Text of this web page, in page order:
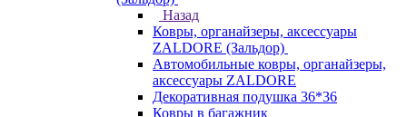
Назад
Ковры, органайзеры, аксессуары
ZALDORE (Зальдор)
Автомобильные ковры, органайзеры,
аксессуары ZALDORE
Декоративная подушка 36*36
Ковры в багажник